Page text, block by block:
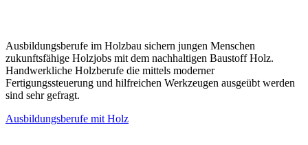
Ausbildungsberufe im Holzbau sichern jungen Menschen
zukunftsfähige Holzjobs mit dem nachhaltigen Baustoff Holz.
Handwerkliche Holzberufe die mittels moderner
Fertigungssteuerung und hilfreichen Werkzeugen ausgeübt werden
sind sehr gefragt.
Ausbildungsberufe mit Holz